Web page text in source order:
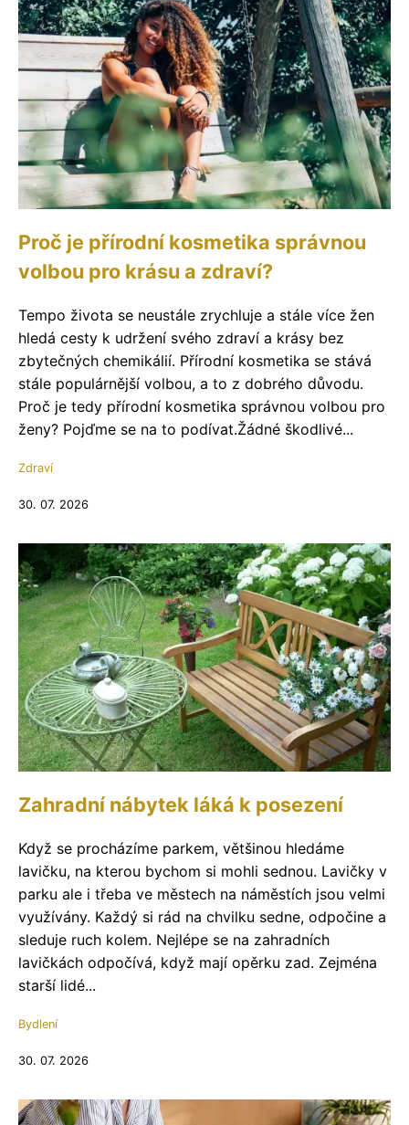
Proč je přírodní kosmetika správnou
volbou pro krásu a zdraví?
Tempo života se neustále zrychluje a stále více žen
hledá cesty k udržení svého zdraví a krásy bez
zbytečných chemikálií. Přírodní kosmetika se stává
stále populárnější volbou, a to z dobrého důvodu.
Proč je tedy přírodní kosmetika správnou volbou pro
ženy? Pojďme se na to podívat.Žádné škodlivé...
Zdraví
30. 07. 2026
Zahradní nábytek láká k posezení
Když se procházíme parkem, většinou hledáme
lavičku, na kterou bychom si mohli sednou. Lavičky v
parku ale i třeba ve městech na náměstích jsou velmi
využívány. Každý si rád na chvilku sedne, odpočine a
sleduje ruch kolem. Nejlépe se na zahradních
lavičkách odpočívá, když mají opěrku zad. Zejména
starší lidé...
Bydlení
30. 07. 2026